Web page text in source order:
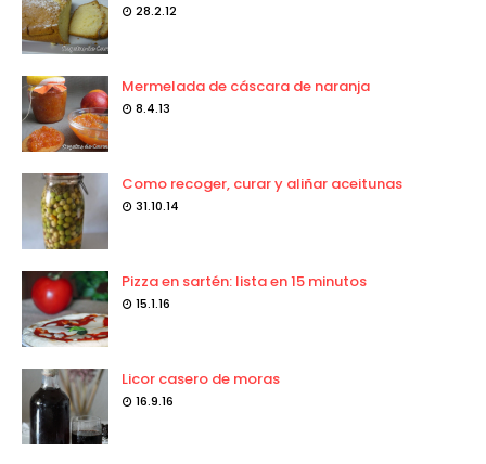
28.2.12
Mermelada de cáscara de naranja
8.4.13
Como recoger, curar y aliñar aceitunas
31.10.14
Pizza en sartén: lista en 15 minutos
15.1.16
Licor casero de moras
16.9.16